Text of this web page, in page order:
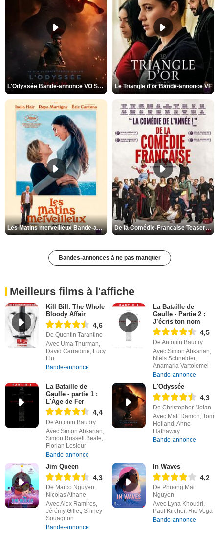
L'Odyssée Bande-annonce VO STFR Le Triangle d'or Bande-annonce VF
Les Matins merveilleux Bande-annonce VF De la Comédie-Française Teaser VF
Bandes-annonces à ne pas manquer
Meilleurs films à l'affiche
Kill Bill: The Whole
Bloody Affair
4,6
De Quentin Tarantino
Avec Uma Thurman,
David Carradine, Lucy
Liu
Bande-annonce
La Bataille de
Gaulle - Partie 2 :
J’écris ton nom
4,5
De Antonin Baudry
Avec Simon Abkarian,
Niels Schneider,
Anamaria Vartolomei
Bande-annonce
La Bataille de
Gaulle - partie 1 :
L'Âge de Fer
4,4
De Antonin Baudry
Avec Simon Abkarian,
Simon Russell Beale,
Florian Lesieur
Bande-annonce
L'Odyssée
4,3
De Christopher Nolan
Avec Matt Damon, Tom
Holland, Anne
Hathaway
Bande-annonce
Jim Queen
4,3
De Marco Nguyen,
Nicolas Athane
Avec Alex Ramires,
Jérémy Gillet, Shirley
Souagnon
Bande-annonce
In Waves
4,2
De Phuong Mai
Nguyen
Avec Lyna Khoudri,
Paul Kircher, Rio Vega
Bande-annonce